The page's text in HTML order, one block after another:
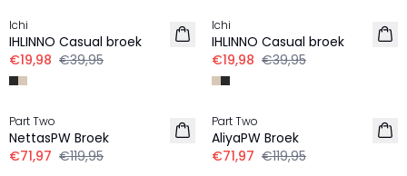
LINNEN
Ichi
IHLINNO Casual broek
€19,98 €39,95
LINNEN
Ichi
IHLINNO Casual broek
€19,98 €39,95
LINNEN
-40%
Part Two
NettasPW Broek
€71,97 €119,95
LINNEN
-40%
Part Two
AliyaPW Broek
€71,97 €119,95